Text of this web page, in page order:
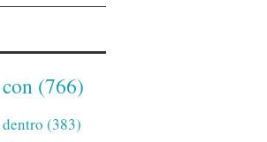
con (766)
dentro (383)